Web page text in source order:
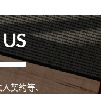
契約等、